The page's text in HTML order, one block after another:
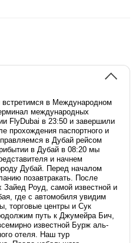
в Международном
международных
FlyDubai в 23:50 и завершили
прохождения паспортного и
в Дубай рейсом
в Дубай в 08:20 мы
и начнем
Дубай. Перед началом
позавтракать. После
Роуд, самой известной и
где с автомобиля увидим
торговые центры и Сук
путь к Джумейра Бич,
известной Бурж аль-
отеля. Наш тур